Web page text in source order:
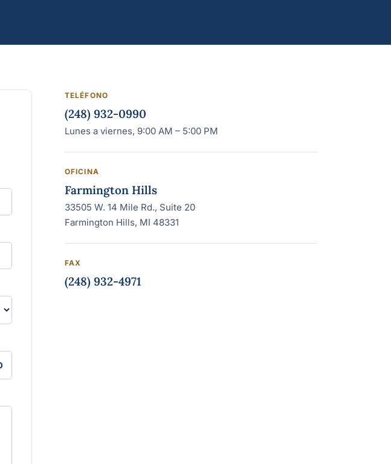
TELÉFONO
(248) 932-0990
Lunes a viernes, 9:00 AM – 5:00 PM
OFICINA
Farmington Hills
33505 W. 14 Mile Rd., Suite 20
Farmington Hills, MI 48331
FAX
(248) 932-4971